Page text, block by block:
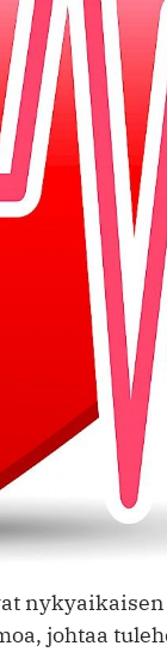
nykyaikaisen
johtaa